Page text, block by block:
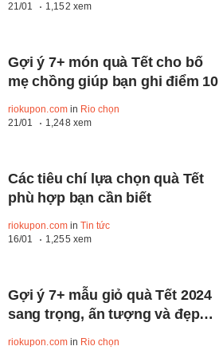
21/01
1,152 xem
Gợi ý 7+ món quà Tết cho bố
mẹ chồng giúp bạn ghi điểm 10
riokupon.comin Rio chọn
21/01
1,248 xem
Các tiêu chí lựa chọn quà Tết
phù hợp bạn cần biết
riokupon.comin Tin tức
16/01
1,255 xem
Gợi ý 7+ mẫu giỏ quà Tết 2024
sang trọng, ấn tượng và đẹp
riokupon.comin Rio chọn